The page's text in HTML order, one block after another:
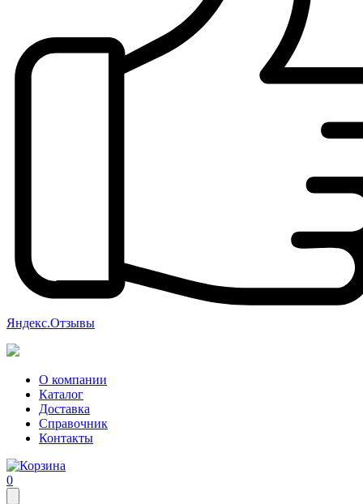
Яндекс.Отзывы
О компании
Каталог
Доставка
Справочник
Контакты
0